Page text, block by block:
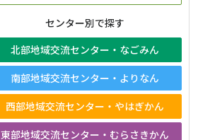
センター別で探す
北部地域交流センター・なごみん
南部地域交流センター・よりなん
西部地域交流センター・やはぎかん
東部地域交流センター・むらさきかん